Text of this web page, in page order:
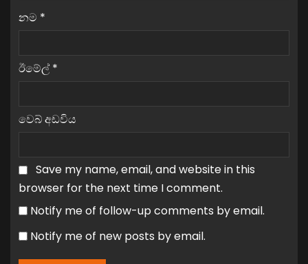
නම *
ඊමේල් *
වෙබ් අඩවිය
Save my name, email, and website in this
browser for the next time I comment.
Notify me of follow-up comments by email.
Notify me of new posts by email.